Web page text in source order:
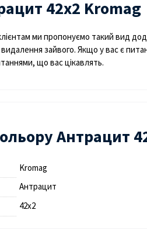
42х2 Kromag
ми пропонуємо такий вид
зайвого. Якщо у вас є
що вас цікавлять.
Антрацит
Kromag
Антрацит
42х2